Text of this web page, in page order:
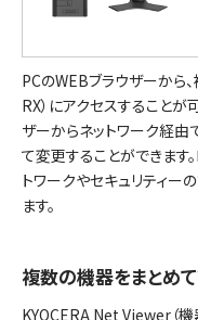
PCのWEBブラウザーから
RX）にアクセスすることが
ザーからネットワーク経
て変更することができます
トワークやセキュリティー
ます。
複数の機器をまとめ
KYOCERA Net Viewer（機